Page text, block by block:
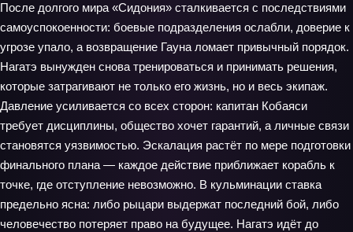
После долгого мира «Сидония» сталкивается с последствиями
самоуспокоенности: боевые подразделения ослабли, доверие к
угрозе упало, а возвращение Гауна ломает привычный порядок.
Нагатэ вынужден снова тренироваться и принимать решения,
которые затрагивают не только его жизнь, но и весь экипаж.
Давление усиливается со всех сторон: капитан Кобаяси
требует дисциплины, общество хочет гарантий, а личные связи
становятся уязвимостью. Эскалация растёт по мере подготовки
финального плана — каждое действие приближает корабль к
точке, где отступление невозможно. В кульминации ставка
предельно ясна: либо рыцари выдержат последний бой, либо
человечество потеряет право на будущее. Нагатэ идёт до